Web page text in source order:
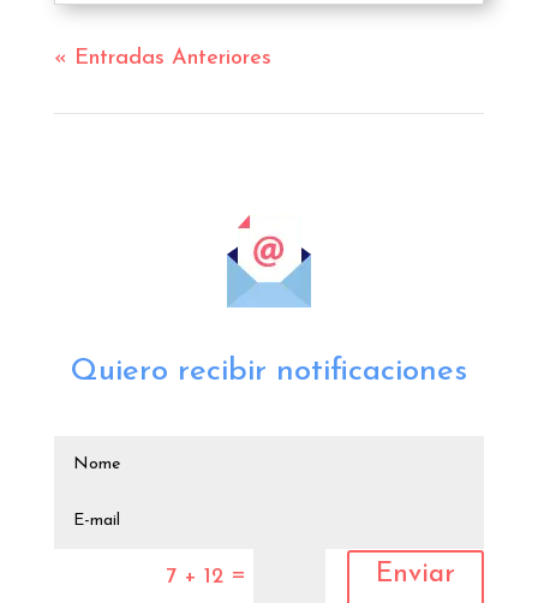
« Entradas Anteriores
Quiero recibir notificaciones
7 + 12 = Enviar